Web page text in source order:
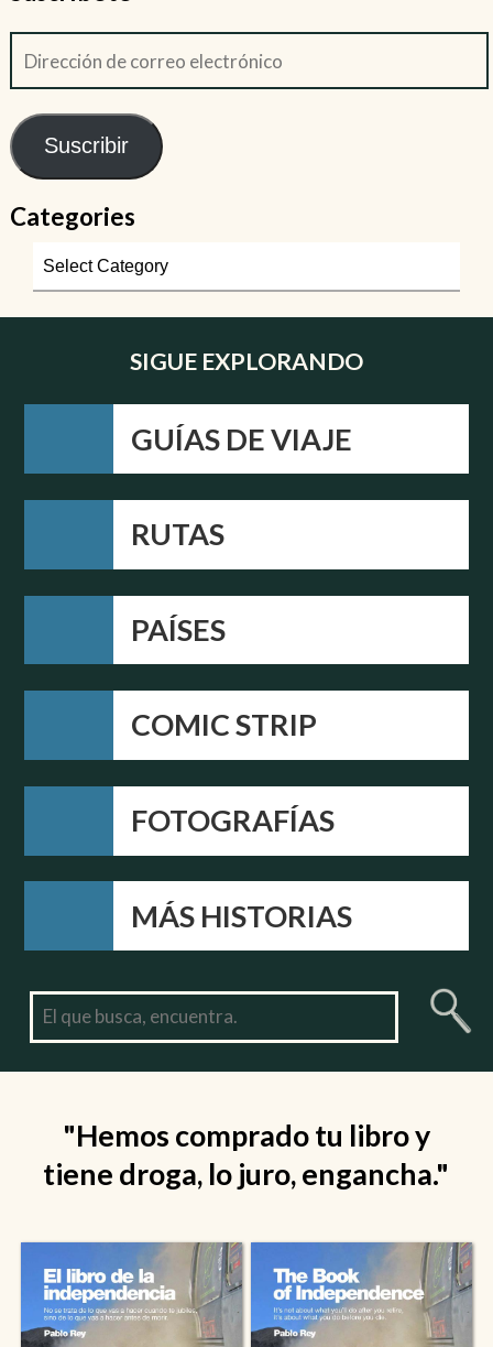
Suscribir
Categories
SIGUE EXPLORANDO
GUÍAS DE VIAJE
RUTAS
PAÍSES
COMIC STRIP
FOTOGRAFÍAS
MÁS HISTORIAS
"Hemos comprado tu libro y
tiene droga, lo juro, engancha."